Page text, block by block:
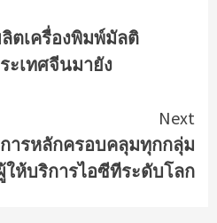
ลิตเครื่องพิมพ์มัลติ
เทศจีนมายัง
Next
ารหลักครอบคลุมทุกกลุ่ม
ห้บริการไอซีทีระดับโลก